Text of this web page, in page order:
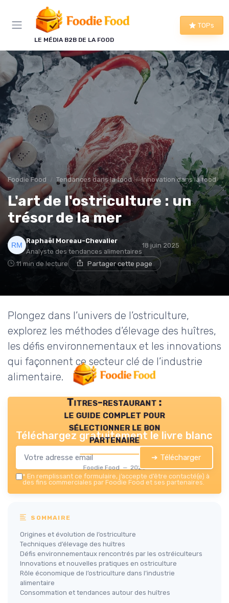
LE MÉDIA B2B DE LA FOOD
TOPs
Foodie Food Tendances dans la food Innovation dans la food
L'art de l'ostriculture : un
trésor de la mer
Raphaël Moreau-Chevalier
Analyste des tendances alimentaires
18 juin 2025
11 min de lecture Partager cette page
Plongez dans l’univers de l’ostriculture,
explorez les méthodes d’élevage des huîtres,
les défis environnementaux et les innovations
qui façonnent ce secteur clé de l’industrie
alimentaire.
Titres-restaurant :
le guide complet pour
sélectionner le bon
partenaire
Foodie Food — 2026
Téléchargez gratuitement le livre blanc
➔ Télécharger
* En remplissant ce formulaire, j’accepte d’être contacté(e) à
des fins commerciales par Foodie Food et ses partenaires.
SOMMAIRE
Origines et évolution de l’ostriculture
Techniques d’élevage des huîtres
Défis environnementaux rencontrés par les ostréiculteurs
Innovations et nouvelles pratiques en ostriculture
Rôle économique de l’ostriculture dans l’industrie
alimentaire
Consommation et tendances autour des huîtres
Panneau de gestion des cookies